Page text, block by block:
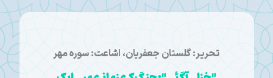
تحریر: گلستان جعفریان، اشاعت: سوره مهر